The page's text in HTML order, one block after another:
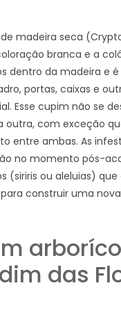
madeira seca
branca e a
dentro da madeira e
portas, caixas e
Esse cupim não se
outra, com exceção
entre ambas. As
no momento pós-
(siriris ou aleluias)
construir uma
das